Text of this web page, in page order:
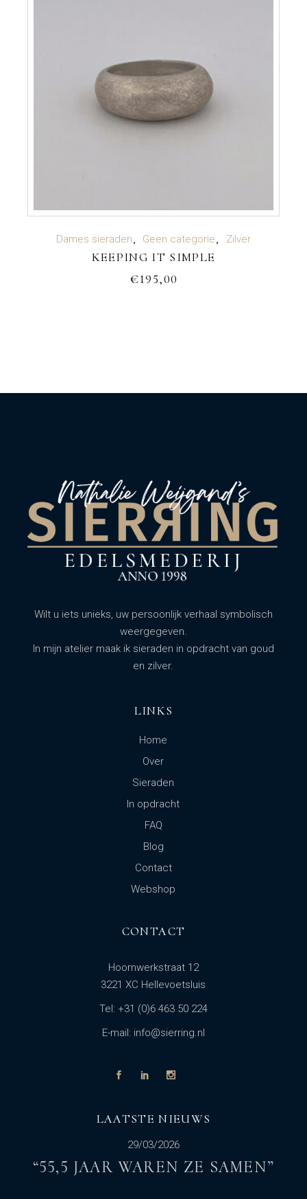
TOEVOEGEN AAN WINKELWAGEN
Dames sieraden Geen categorie Zilver
KEEPING IT SIMPLE
€195,00
Wilt u iets unieks, uw persoonlijk verhaal symbolisch
weergegeven.
In mijn atelier maak ik sieraden in opdracht van goud
en zilver.
LINKS
Home
Over
Sieraden
In opdracht
FAQ
Blog
Contact
Webshop
CONTACT
Hoornwerkstraat 12
3221 XC Hellevoetsluis
Tel: +31 (0)6 463 50 224
E-mail: info@sierring.nl
LAATSTE NIEUWS
29/03/2026
“55,5 JAAR WAREN ZE SAMEN”